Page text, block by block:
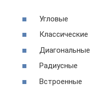
Угловые
Классические
Диагональные
Радиусные
Встроенные